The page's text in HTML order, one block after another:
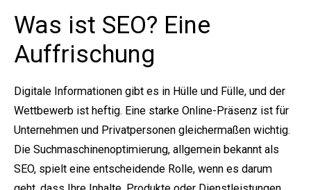
Was ist SEO? Eine
Auffrischung
Digitale Informationen gibt es in Hülle und Fülle, und der
Wettbewerb ist heftig. Eine starke Online-Präsenz ist für
Unternehmen und Privatpersonen gleichermaßen wichtig.
Die Suchmaschinenoptimierung, allgemein bekannt als
SEO, spielt eine entscheidende Rolle, wenn es darum